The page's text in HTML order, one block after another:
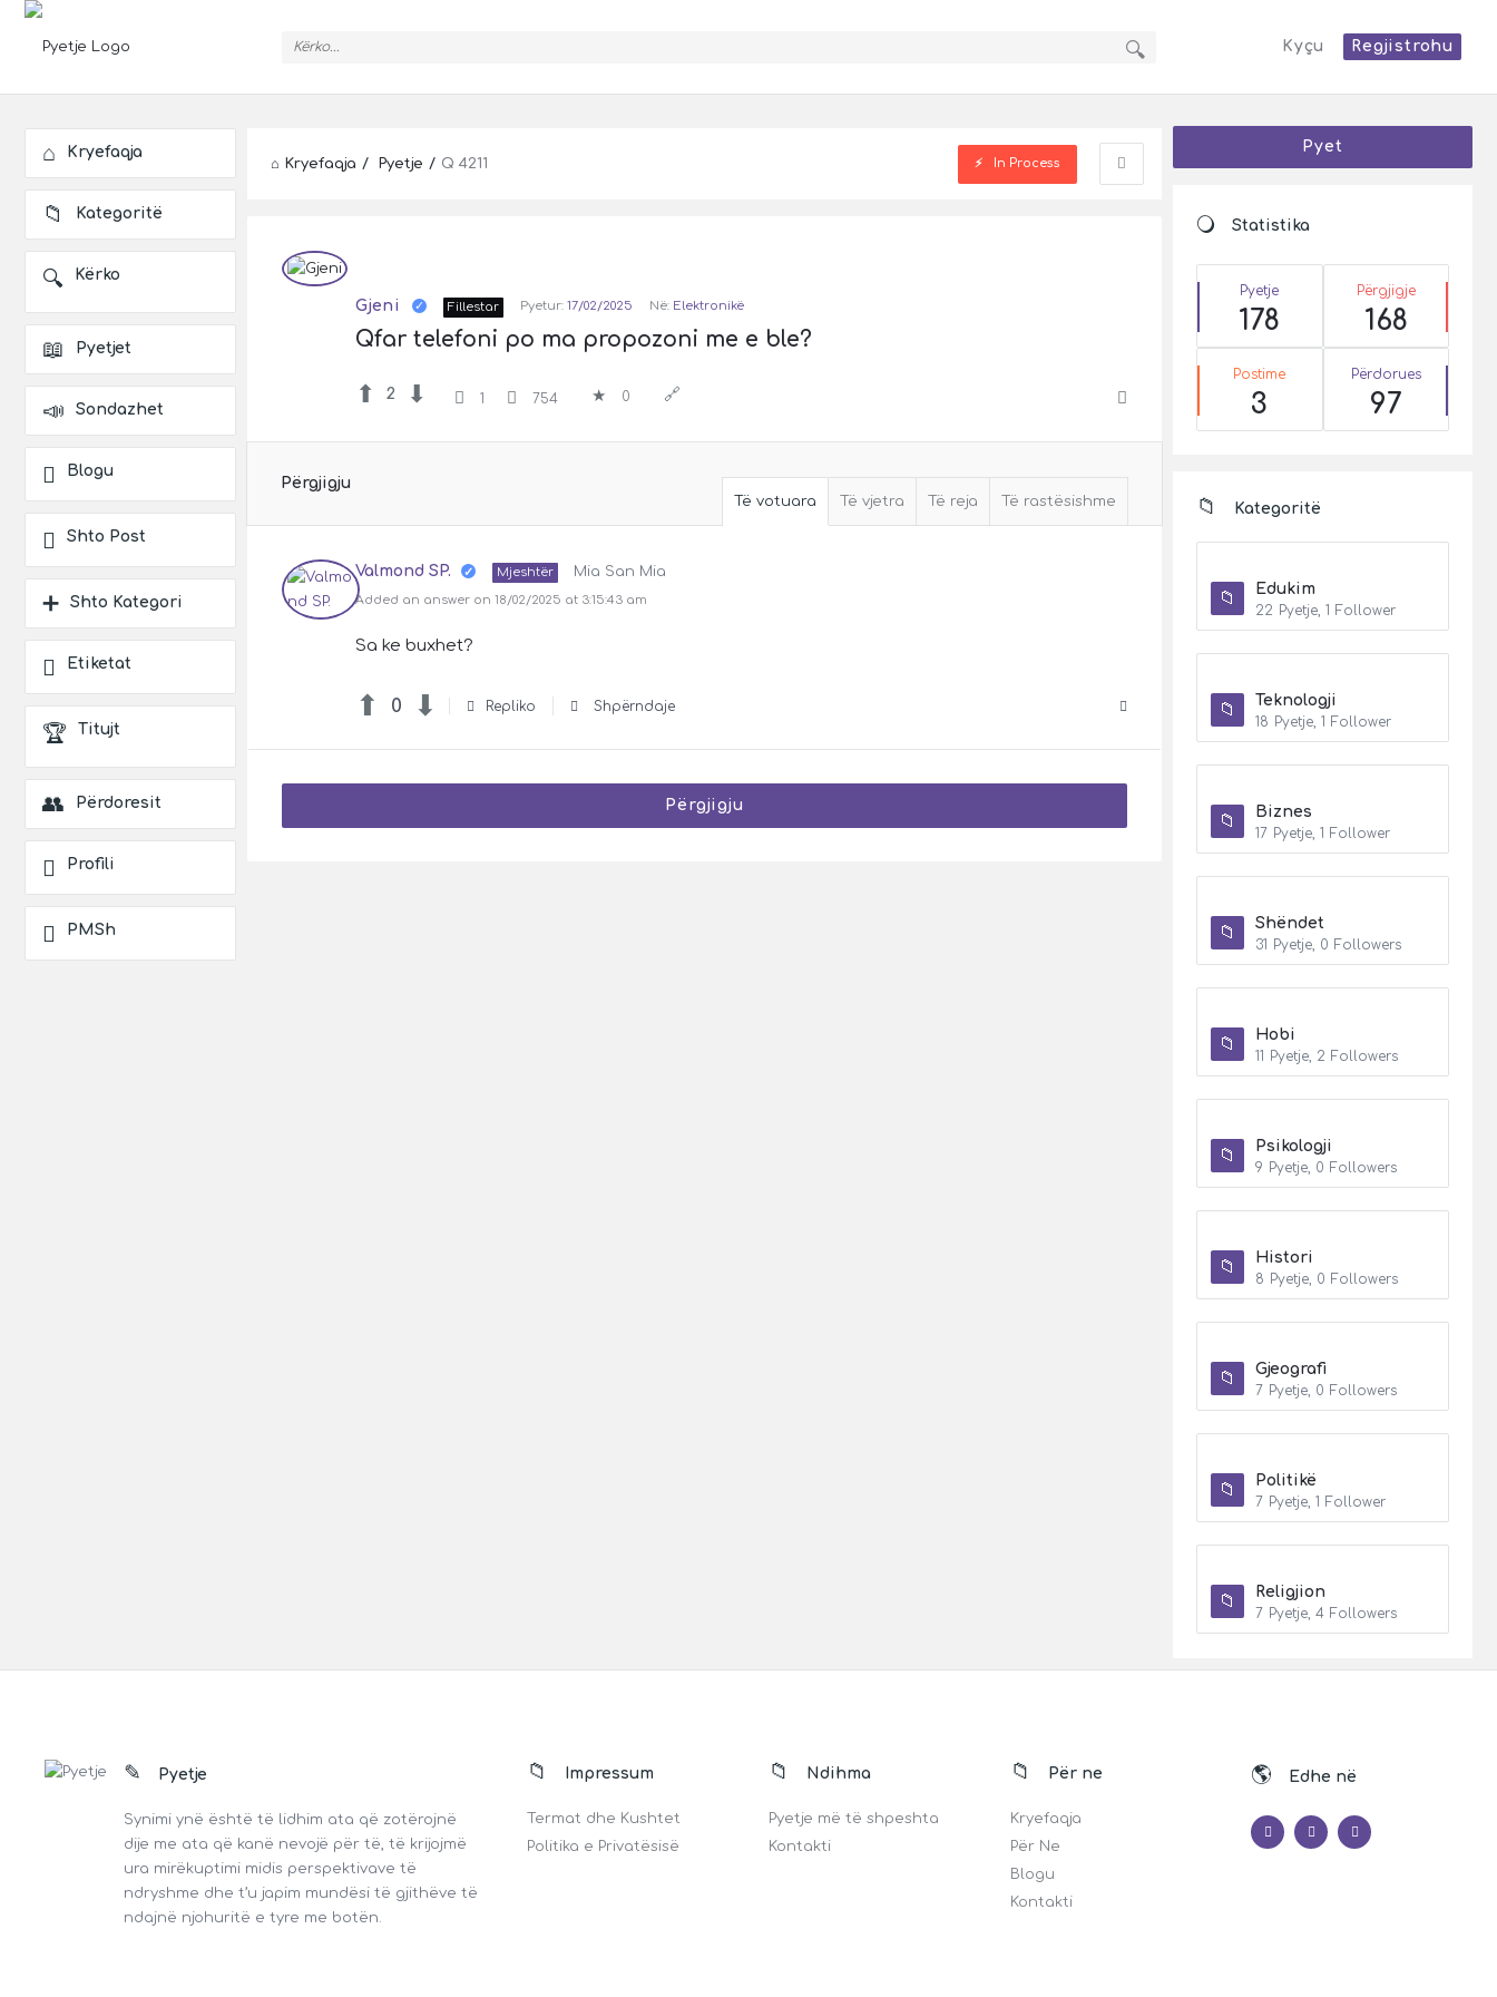
Kyçu Regjistrohu
Kryefaqja / Pyetje / Q 4211 In Process
Latest
Gjeni Fillestar Pyetur: 17/02/2025 Në: Elektronikë
Qfar telefoni po ma propozoni me e ble?
2 1 754 0
Përgjigju
Të votuara Të vjetra Të reja Të rastësishme
Valmond SP. Mjeshtër Mia San Mia
Added an answer on 18/02/2025 at 3:15:43 am
Sa ke buxhet?
0 Repliko Shpërndaje
Përgjigju
Pyet
Statistika
Pyetje
178
Përgjigje
168
Postime
3
Përdorues
97
Kategoritë
Edukim
22 Pyetje, 1 Follower
Teknologji
18 Pyetje, 1 Follower
Biznes
17 Pyetje, 1 Follower
Shëndet
31 Pyetje, 0 Followers
Hobi
11 Pyetje, 2 Followers
Psikologji
9 Pyetje, 0 Followers
Histori
8 Pyetje, 0 Followers
Gjeografi
7 Pyetje, 0 Followers
Politikë
7 Pyetje, 1 Follower
Religjion
7 Pyetje, 4 Followers
Explore
Kryefaqja
Kategoritë
Kërko
Pyetjet
Sondazhet
Blogu
Shto Post
Shto Kategori
Etiketat
Titujt
Përdoresit
Profili
PMSh
Footer Pyetje
Synimi ynë është të lidhim ata që zotërojnë
dije me ata që kanë nevojë për të, të krijojmë
ura mirëkuptimi midis perspektivave të
ndryshme dhe t’u japim mundësi të gjithëve të
ndajnë njohuritë e tyre me botën.
Impressum
Termat dhe Kushtet
Politika e Privatësisë
Ndihma
Pyetje më të shpeshta
Kontakti
Për ne
Kryefaqja
Për Ne
Blogu
Kontakti
Edhe në